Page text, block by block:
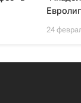
24